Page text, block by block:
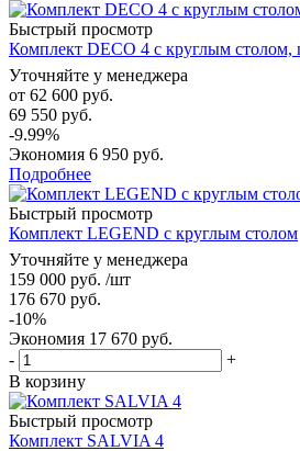
Быстрый просмотр
Комплект DECO 4 с круглым столом,
Уточняйте у менеджера
от 62 600 руб.
69 550 руб.
-9.99%
Экономия 6 950 руб.
Подробнее
Быстрый просмотр
Комплект LEGEND с круглым столом
Уточняйте у менеджера
159 000 руб. /шт
176 670 руб.
-10%
Экономия 17 670 руб.
-
+
В корзину
Быстрый просмотр
Комплект SALVIA 4